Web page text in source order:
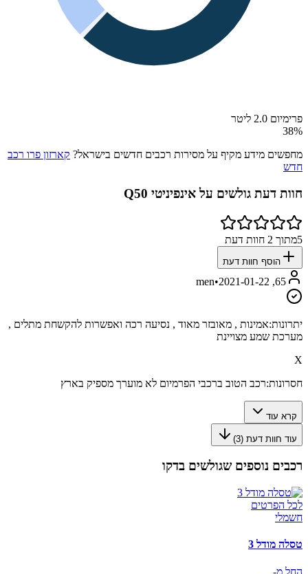
פרימיום 2.0 ליטר
38%
מחפשים מידע מקיף על מסירות רכבים חדשים בישראל? קארזון פרו רכב
חדש
חוות דעת גולשים על אינפיניטי Q50
5מתוך 2 חוות דעת
הוסף חוות דעת
65, men
•2021-01-22
יתרונות:אמינות , מאובזר מאוד , נסיעה רכה ואפשרות להקשחת מתלים ,
מערכת שמע מצויינת
X
חסרונות:רכב הטוב ברכבי הפרמיום לא מוערך מספיק בארץ
קרא עוד
עוד חוות דעת (3
)
רכבים נוספים שגולשים בדקו
לכל הפרטים
חשמלי
טסלה מודל 3
החל מ-